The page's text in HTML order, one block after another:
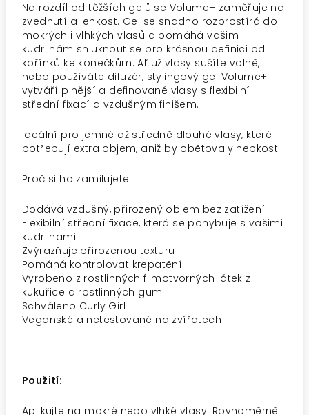
Na rozdíl od těžších gelů se Volume+ zaměřuje na
zvednutí a lehkost. Gel se snadno rozprostírá do
mokrých i vlhkých vlasů a pomáhá vašim
kudrlinám shluknout se pro krásnou definici od
kořínků ke konečkům. Ať už vlasy sušíte volně,
nebo používáte difuzér, stylingový gel Volume+
vytváří plnější a definované vlasy s flexibilní
střední fixací a vzdušným finišem.
Ideální pro jemné až středně dlouhé vlasy, které
potřebují extra objem, aniž by obětovaly hebkost.
Proč si ho zamilujete:
Dodává vzdušný, přirozený objem bez zatížení
Flexibilní střední fixace, která se pohybuje s vašimi
kudrlinami
Zvýrazňuje přirozenou texturu
Pomáhá kontrolovat krepatění
Vyrobeno z rostlinných filmotvorných látek z
kukuřice a rostlinných gum
Schváleno Curly Girl
Veganské a netestované na zvířatech
Použití:
Aplikujte na mokré nebo vlhké vlasy. Rovnoměrně